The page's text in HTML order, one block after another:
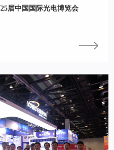
届中国国际光电博览会